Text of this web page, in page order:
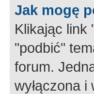
Jak mogę
Klikając link
"podbić"
forum.
wyłączona